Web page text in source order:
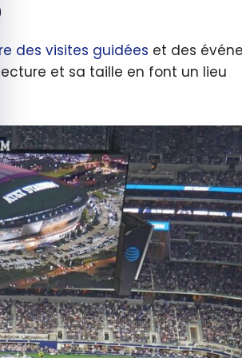
des visites guidées et des
et sa taille en font un lieu